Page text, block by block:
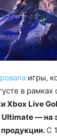
игры,
в
Xbox Live
— на
С